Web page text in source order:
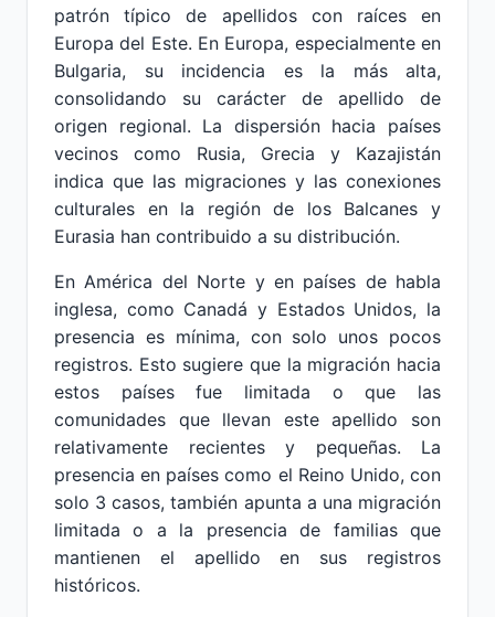
patrón típico de apellidos con raíces en
Europa del Este. En Europa, especialmente en
Bulgaria, su incidencia es la más alta,
consolidando su carácter de apellido de
origen regional. La dispersión hacia países
vecinos como Rusia, Grecia y Kazajistán
indica que las migraciones y las conexiones
culturales en la región de los Balcanes y
Eurasia han contribuido a su distribución.
En América del Norte y en países de habla
inglesa, como Canadá y Estados Unidos, la
presencia es mínima, con solo unos pocos
registros. Esto sugiere que la migración hacia
estos países fue limitada o que las
comunidades que llevan este apellido son
relativamente recientes y pequeñas. La
presencia en países como el Reino Unido, con
solo 3 casos, también apunta a una migración
limitada o a la presencia de familias que
mantienen el apellido en sus registros
históricos.